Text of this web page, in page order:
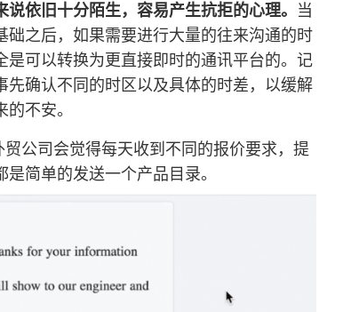
依旧十分陌生，容易产生抗拒的心理。 当
之后，如果需要进行大量的往来沟通的时
可以转换为更直接即时的通讯平台的。记
先确认不同的时区以及具体的时差，以缓解
不安。
公司会觉得每天收到不同的报价要求，提
简单的发送一个产品目录。